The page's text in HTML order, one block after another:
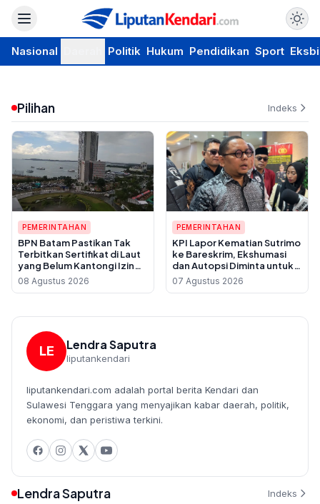
Nasional Politik Hukum Pendidikan Sport
Pilihan Indeks
PEMERINTAHAN
BPN Batam Pastikan Tak
Terbitkan Sertifikat di Laut
yang Belum Kantongi Izin
Reklamasi
08 Agustus 2026
PEMERINTAHAN
KPI Lapor Kematian Sutrimo
ke Bareskrim, Ekshumasi
dan Autopsi Diminta untuk
Usut Dugaan Pembunuhan
07 Agustus 2026
LE Lendra Saputra
liputankendari
liputankendari.com adalah portal berita Kendari dan
Sulawesi Tenggara yang menyajikan kabar daerah, politik,
ekonomi, dan peristiwa terkini.
Lendra Saputra Indeks